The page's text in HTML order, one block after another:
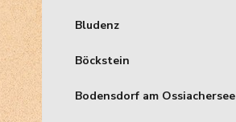
Bludenz
Böckstein
Bodensdorf am Ossiachersee